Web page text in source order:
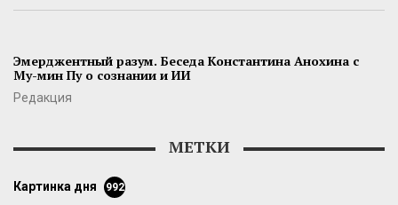
Эмерджентный разум. Беседа Константина Анохина с
Му-мин Пу о сознании и ИИ
Редакция
МЕТКИ
картинка дня 992